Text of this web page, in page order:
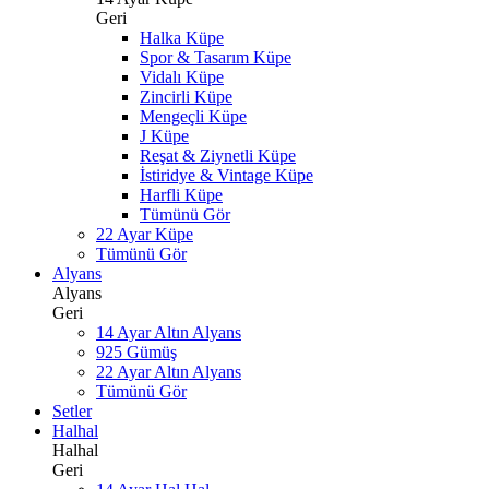
Geri
Halka Küpe
Spor & Tasarım Küpe
Vidalı Küpe
Zincirli Küpe
Mengeçli Küpe
J Küpe
Reşat & Ziynetli Küpe
İstiridye & Vintage Küpe
Harfli Küpe
Tümünü Gör
22 Ayar Küpe
Tümünü Gör
Alyans
Alyans
Geri
14 Ayar Altın Alyans
925 Gümüş
22 Ayar Altın Alyans
Tümünü Gör
Setler
Halhal
Halhal
Geri